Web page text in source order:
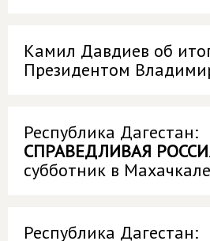
Камил Давдиев об
Президентом
Республика Дагестан:
СПРАВЕДЛИВАЯ
субботник в Махачкале
Республика Дагестан: